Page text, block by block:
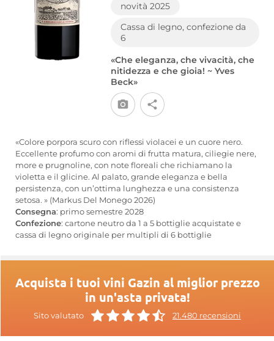
novità 2025
Cassa di legno, confezione da
6
«Che eleganza, che vivacità, che
nitidezza e che gioia! ~ Yves
Beck»
«Colore porpora scuro con riflessi violacei e un cuore nero.
Eccellente profumo con aromi di frutta matura, ciliegie nere,
more e prugnoline, con note floreali che richiamano la
violetta e il glicine. Al palato, grande eleganza e bella
persistenza, con un’ottima lunghezza e una consistenza
setosa. » (Markus Del Monego 2026)
Consegna: primo semestre 2028
Confezione: cartone neutro da 1 a 5 bottiglie acquistate e
cassa di legno originale per multipli di 6 bottiglie
Acquista i tuoi vini Gazin al miglior prezzo
in un'asta privata!
Sito valutato 21.480 recensioni